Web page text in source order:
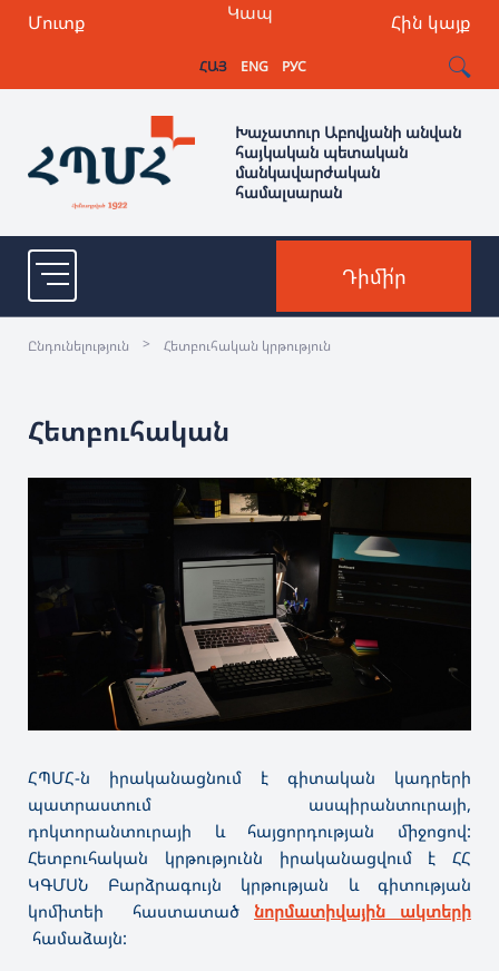
Մուտք Հին կայք
Կապ
ՀԱՅ ENG РУС
Խաչատուր Աբովյանի անվան
հայկական պետական
մանկավարժական
համալսարան
Դիմի՛ր
Ընդունելություն > Հետբուհական կրթություն
Հետբուհական
ՀՊՄՀ-ն իրականացնում է գիտական կադրերի
պատրաստում ասպիրանտուրայի,
դոկտորանտուրայի և հայցորդության միջոցով:
Հետբուհական կրթությունն իրականացվում է ՀՀ
ԿԳՄՍՆ Բարձրագույն կրթության և գիտության
կոմիտեի հաստատած նորմատիվային ակտերի
համաձայն: